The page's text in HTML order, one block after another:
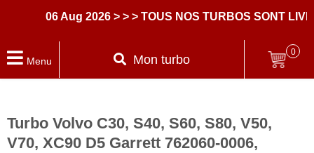
06 Aug 2026 > > > TOUS NOS TURBOS SONT
Menu Mon turbo
0
Turbo Volvo C30, S40, S60, S80, V50,
V70, XC90 D5 Garrett 762060-0006,